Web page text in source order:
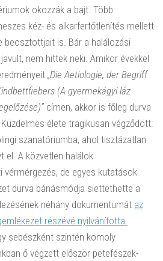
okozzák a bajt. Több
kéz- és alkarfertőtlenítés mellett
beosztottjait is. Bár a halálozási
nem hittek neki. Amikor évekkel
„Die Aetiologie, der Begriff
(A gyermekágyi láz
címen, akkor is főleg durva
élete tragikusan végződött:
szanatóriumba, ahol tisztázatlan
el. A közvetlen halálok
vérmérgezés, de egyes kutatások
durva bánásmódja siettethette a
néhány dokumentumát az
részévé nyilvánította.
sebészként szintén komoly
ő végzett először petefészek-